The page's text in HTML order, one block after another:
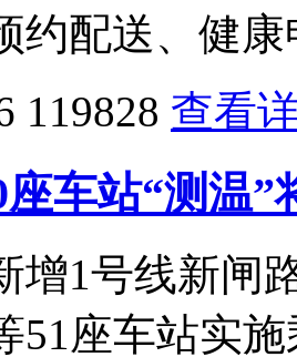
约配送、健
119828 查看
座车站“测温
增1号线新闸
51座车站实